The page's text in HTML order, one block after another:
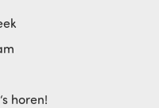
horen!